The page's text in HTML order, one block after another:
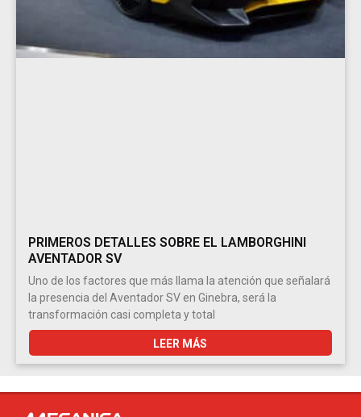
PRIMEROS DETALLES SOBRE EL LAMBORGHINI
AVENTADOR SV
Uno de los factores que más llama la atención que señalará
la presencia del Aventador SV en Ginebra, será la
transformación casi completa y total
LEER MÁS